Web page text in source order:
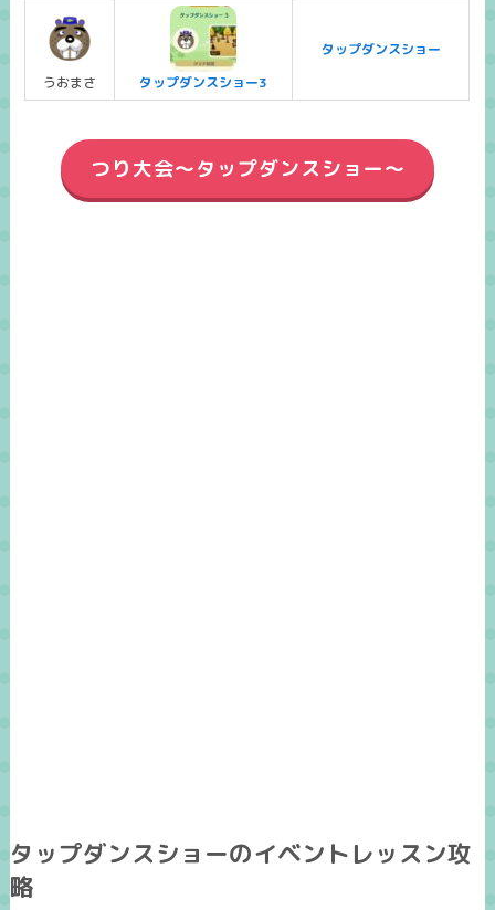
うおまさ タップダンスショー3
タップダンスショー
つり大会～タップダンスショー～
タップダンスショーのイベントレッスン攻
略